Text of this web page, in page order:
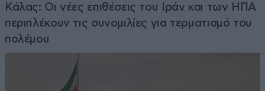
Κάλας: Οι νέες επιθέσεις του Ιράν και των ΗΠΑ
περιπλέκουν τις συνομιλίες για τερματισμό του
πολέμου